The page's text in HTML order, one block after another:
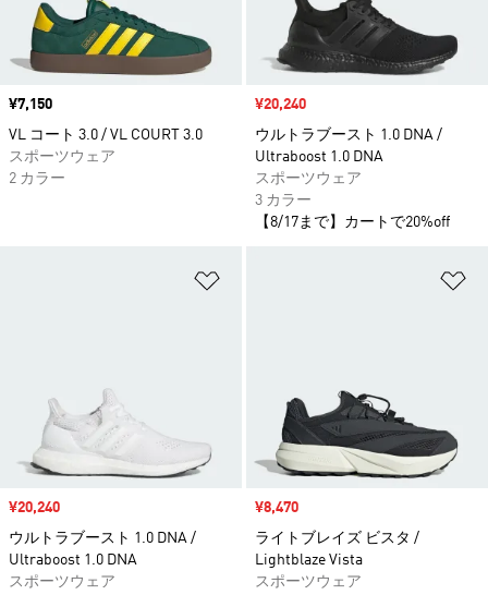
価格
¥7,150
VL コート 3.0 / VL COURT 3.0
スポーツウェア
2 カラー
セール価格
¥20,240
ウルトラブースト 1.0 DNA /
Ultraboost 1.0 DNA
スポーツウェア
3 カラー
【8/17まで】カートで20%off
セール価格
¥20,240
ウルトラブースト 1.0 DNA /
Ultraboost 1.0 DNA
スポーツウェア
セール価格
¥8,470
ライトブレイズ ビスタ /
Lightblaze Vista
スポーツウェア